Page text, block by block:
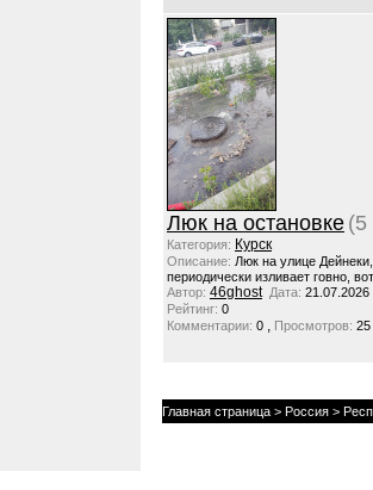
Люк на остановке (5
Категория: Курск
Описание: Люк на улице
периодически изливает говно,
Автор: 46ghost Дата: 21.07.2026
Рейтинг: 0
Комментарии: 0 , Просмотров: 25
Главная страница > Россия >